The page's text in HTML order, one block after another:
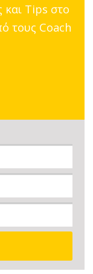
Tips στο
τους Coach